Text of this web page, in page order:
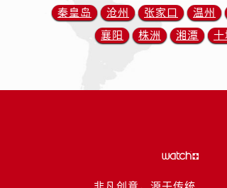
山西省临汾市尧
山西省吕梁市离石
山西省阳泉市郊区
山西省太原市迎
秦皇岛
沧州 张家口 温州
襄阳
株洲 湘潭 十